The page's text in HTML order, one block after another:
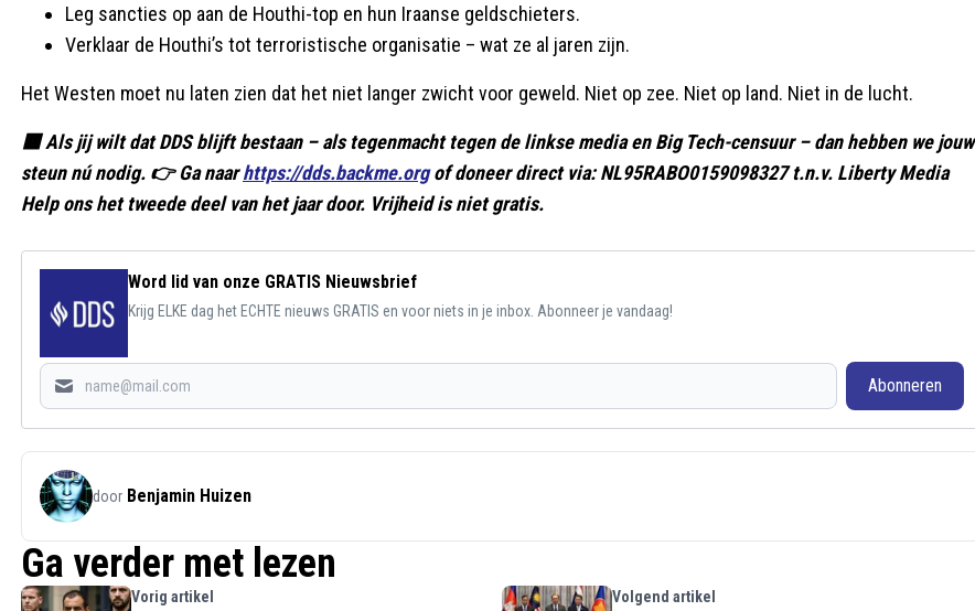
Leg sancties op aan de Houthi-top en hun Iraanse geldschieters.
Verklaar de Houthi’s tot terroristische organisatie – wat ze al jaren zijn.
Het Westen moet nu laten zien dat het niet langer zwicht voor geweld. Niet op zee. Niet op land. Niet in de lucht.
🟥 Als jij wilt dat DDS blijft bestaan – als tegenmacht tegen de linkse media en Big Tech-censuur – dan hebben we jouw
steun nú nodig. 👉 Ga naarhttps://dds.backme.orgof doneer direct via: NL95RABO0159098327 t.n.v. Liberty Media
Help ons het tweede deel van het jaar door. Vrijheid is niet gratis.
Word lid van onze GRATIS Nieuwsbrief
Krijg ELKE dag het ECHTE nieuws GRATIS en voor niets in je inbox. Abonneer je vandaag!
Abonneren
door Benjamin Huizen
Ga verder met lezen
Vorig artikel Volgend artikel